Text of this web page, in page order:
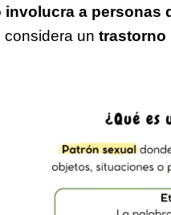
a personas
un trastorno